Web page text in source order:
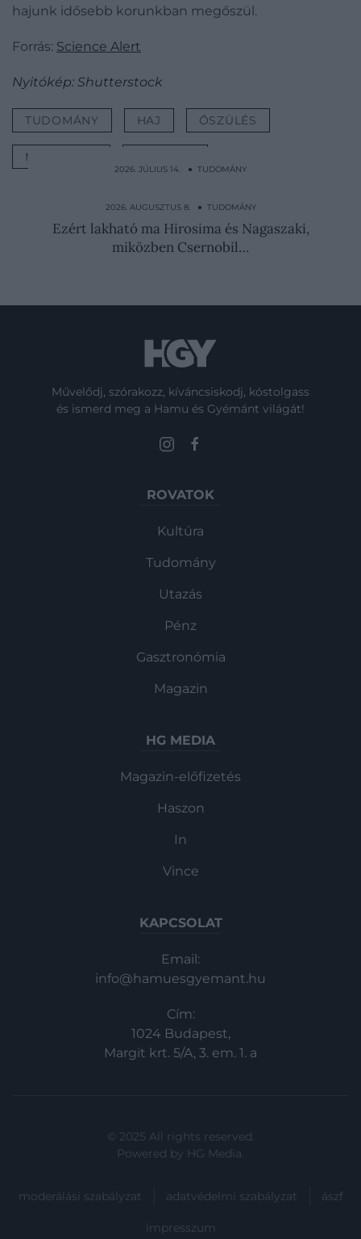
hajunk idősebb korunkban megőszül.
Forrás: Science Alert
Nyitókép: Shutterstock
TUDOMÁNY HAJ ŐSZÜLÉS
MEGOLDÁS
2026. JÚLIUS 14. ● TUDOMÁNY
rex leszármazottja
2026. AUGUSZTUS 8. ● TUDOMÁNY
Ezért lakható ma Hirosima és Nagaszaki,
miközben Csernobil…
Művelődj, szórakozz, kíváncsiskodj, kóstolgass
és ismerd meg a Hamu és Gyémánt világát!
ROVATOK
Kultúra
Tudomány
Utazás
Pénz
Gasztronómia
Magazin
HG MEDIA
Magazin-előfizetés
Haszon
In
Vince
KAPCSOLAT
Email:
info@hamuesgyemant.hu
Cím:
1024 Budapest,
Margit krt. 5/A, 3. em. 1. a
© 2025 All rights reserved.
Powered by HG Media.
moderálási szabályzat adatvédelmi szabályzat ászf
impresszum